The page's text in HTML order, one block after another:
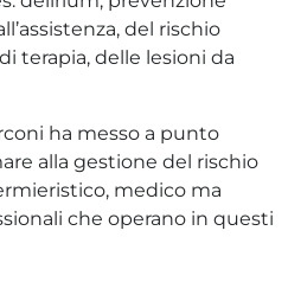
del rischio
terapia, delle lesioni da
ha messo a punto
alla gestione del rischio
medico ma
che operano in questi